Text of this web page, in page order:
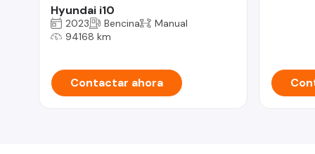
Hyundai i10
2023 Bencina
Manual
94168 km
Contactar ahora